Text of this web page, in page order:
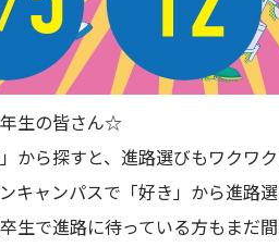
生の皆さん☆
」から探すと、進路選びもワクワ
キャンパスで「好き」から進路
生で進路に待っている方もまだ間